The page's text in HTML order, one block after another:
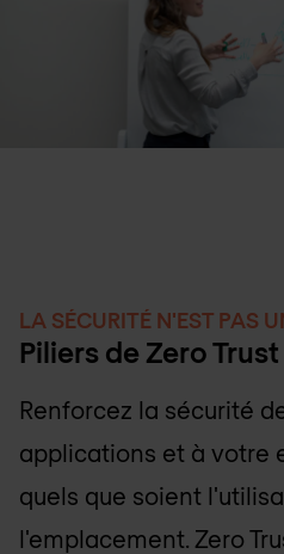
LA SÉCURITÉ N'EST PAS
Piliers de Zero Trust
Renforcez la sécurité
applications et à votre
quels que soient
l'emplacement. Zero